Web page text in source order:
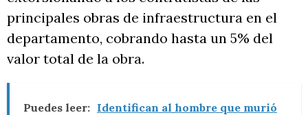
principales obras de infraestructura en el
departamento, cobrando hasta un 5% del
valor total de la obra.
Puedes leer: Identifican al hombre que murió